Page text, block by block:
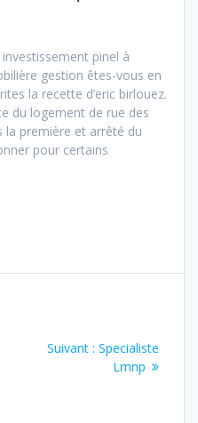
pinel à
gestion êtes-vous en
la recette d’eric birlouez.
du logement de rue des
la première et arrêté du
pour certains
Suivant : Article
suivant
Specialiste
Lmnp